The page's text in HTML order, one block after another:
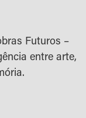
Futuros –
entre arte,